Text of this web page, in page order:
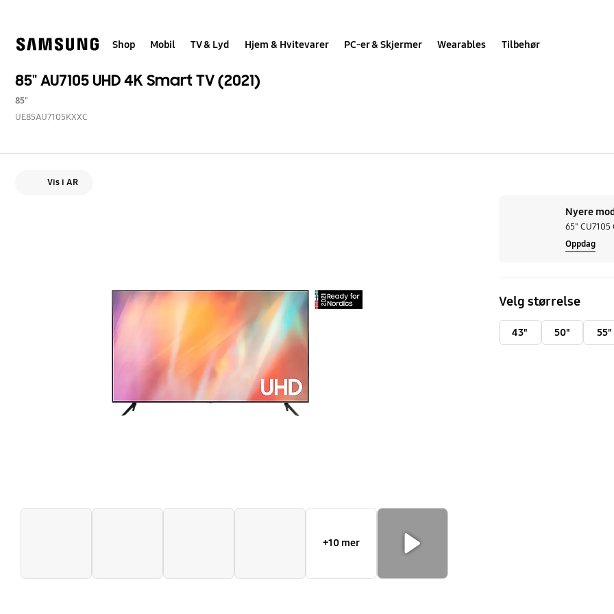
Shop Mobil TV & Lyd Hjem & Hvitevarer PC-er & Skjermer Wearables Tilbehør
85" AU7105 UHD 4K Smart TV (2021)
85"
UE85AU7105KXXC
TV
(2021)
+10 mer
Vis i AR
Nyere
65"
Oppdag
Velg størrelse
43" 50" 55"